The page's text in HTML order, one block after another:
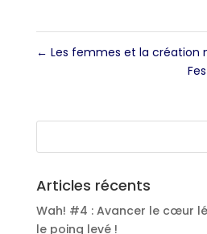
← Les femmes et la création
Articles récents
Wah! #4 : Avancer le cœur
le poing levé !